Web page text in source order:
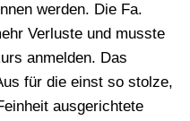
werden. Die Fa.
Verluste und musste
anmelden. Das
für die einst so stolze,
ausgerichtete